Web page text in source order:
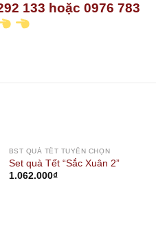
133 hoặc 0976 783
BST QUÀ TẾT TUYỂN CHỌN
Set quà Tết “Sắc Xuân 2”
1.062.000₫